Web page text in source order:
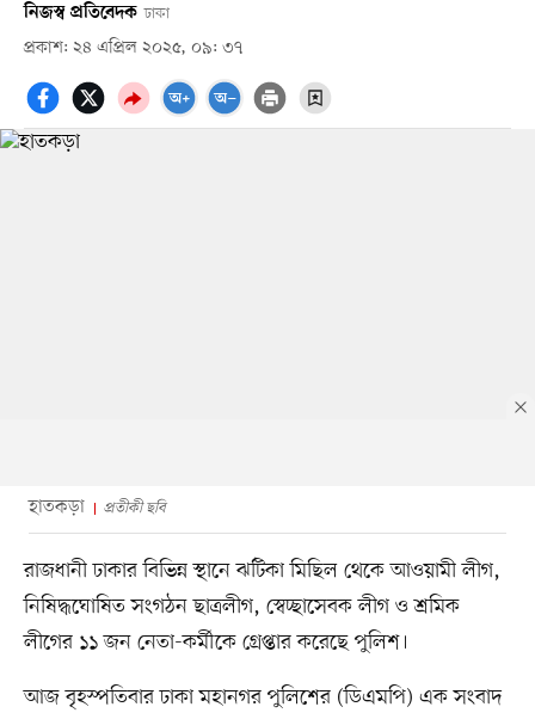
নিজস্ব প্রতিবেদক ঢাকা
প্রকাশ: ২৪ এপ্রিল ২০২৫, ০৯: ৩৭
হাতকড়া প্রতীকী ছবি
রাজধানী ঢাকার বিভিন্ন স্থানে ঝটিকা মিছিল থেকে আওয়ামী লীগ,
নিষিদ্ধঘোষিত সংগঠন ছাত্রলীগ, স্বেচ্ছাসেবক লীগ ও শ্রমিক
লীগের ১১ জন নেতা-কর্মীকে গ্রেপ্তার করেছে পুলিশ।
আজ বৃহস্পতিবার ঢাকা মহানগর পুলিশের (ডিএমপি) এক সংবাদ